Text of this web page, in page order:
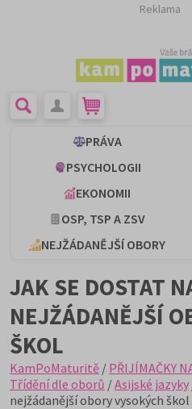
Reklama
PRÁVA
PSYCHOLOGII
EKONOMII
OSP, TSP A ZSV
NEJŽÁDANĚJŠÍ OBORY
JAK SE DOSTAT
NEJŽÁDANĚJŠÍ
ŠKOL
KamPoMaturitě / PŘIJÍMAČKY
Třídění dle oborů /Asijské jazyky
nejžádanější obory vysokých škol